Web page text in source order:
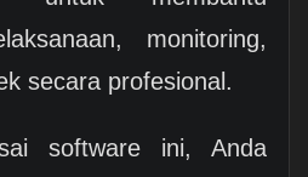
monitoring,
secara profesional.
software ini, Anda